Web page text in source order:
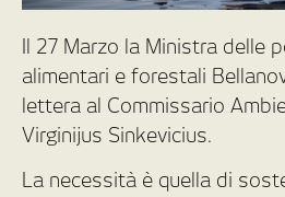
Il 27 Marzo la Ministra delle
alimentari e forestali
lettera al Commissario
Virginijus Sinkevicius.
La necessità è quella di